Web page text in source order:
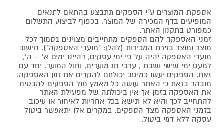
אספקת המוצרים ע"י הספקים תתבצע בהתאם לתנאים
המופיעים בדף המכירה של המוצר, בכפוף לביצוע התשלום
כמפורט בתקנון האתר.
זמני האספקה להם הספקים מתחייבים מצוינים בסמוך לכל
מוצר ומוצר בזירת המכירות (להלן: "מועדי האספקה"). חישוב
מועדי האספקה יהיה על פי ימי עסקים, דהיינו ימים א' – ה',
למעט ימי שישי ושבת , ערבי חג מועדים, וחול המועד. יחד עם
זאת, הספקים יעשו כמיטב יכולתם להקדים את זמן האספקה.
מובהר בזאת כי האתר עושה כל מאמץ מול הספקים להבטיח
את האספקה בזמן אך אין ביכולתה של מפעילת האתר
להתחייב לכך והיא לא תישא בכל אחריות לאיחור או עיכוב
בזמני האספקה מצד הספקים. במקרים אלו יתאפשר ביטול
עסקה ללא דמי ביטול.